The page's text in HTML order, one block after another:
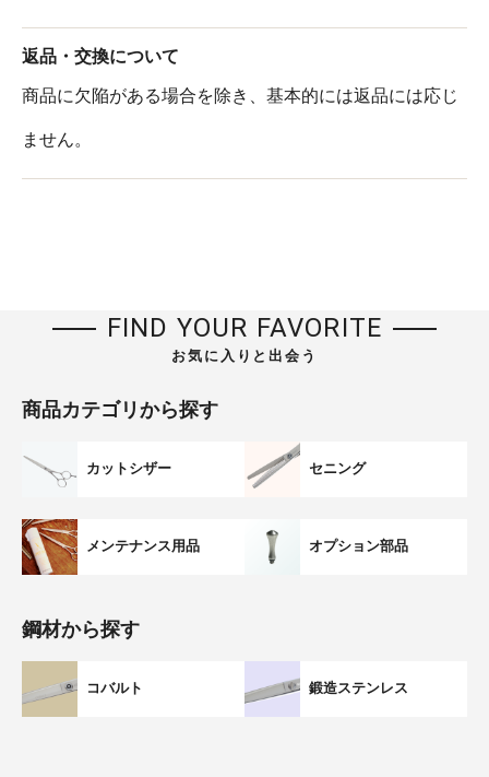
返品・交換について
商品に欠陥がある場合を除き、基本的には返品には応じ
ません。
FIND YOUR FAVORITE
お気に入りと出会う
商品カテゴリから探す
カットシザー セニング
メンテナンス用品 オプション部品
鋼材から探す
コバルト 鍛造ステンレス